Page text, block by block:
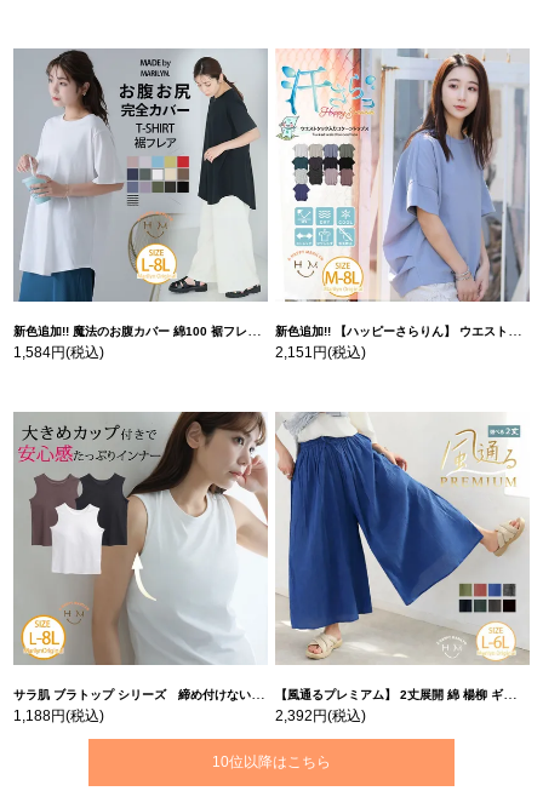
新色追加!! 魔法のお腹カバー 綿100 裾フレア Tシャツ | 大きいサイズの通販ならハッピーマリリン
1,584円(税込)
新色追加!! 【ハッピーさらりん】 ウエストタック入り スッキリ魅せ コクーントップス | 大きいサイズの通販ならハッピーマリリン
2,151円(税込)
サラ肌 ブラトップ シリーズ 締め付けない リブ タンクトップ | 大きいサイズの通販ならハッピーマリリン
1,188円(税込)
【風通るプレミアム】 2丈展開 綿 楊柳 ギャザー フレア スカンツ 【ウェストゴム】 | 大きいサイズの通販ならハッピーマリリン
2,392円(税込)
10位以降はこちら